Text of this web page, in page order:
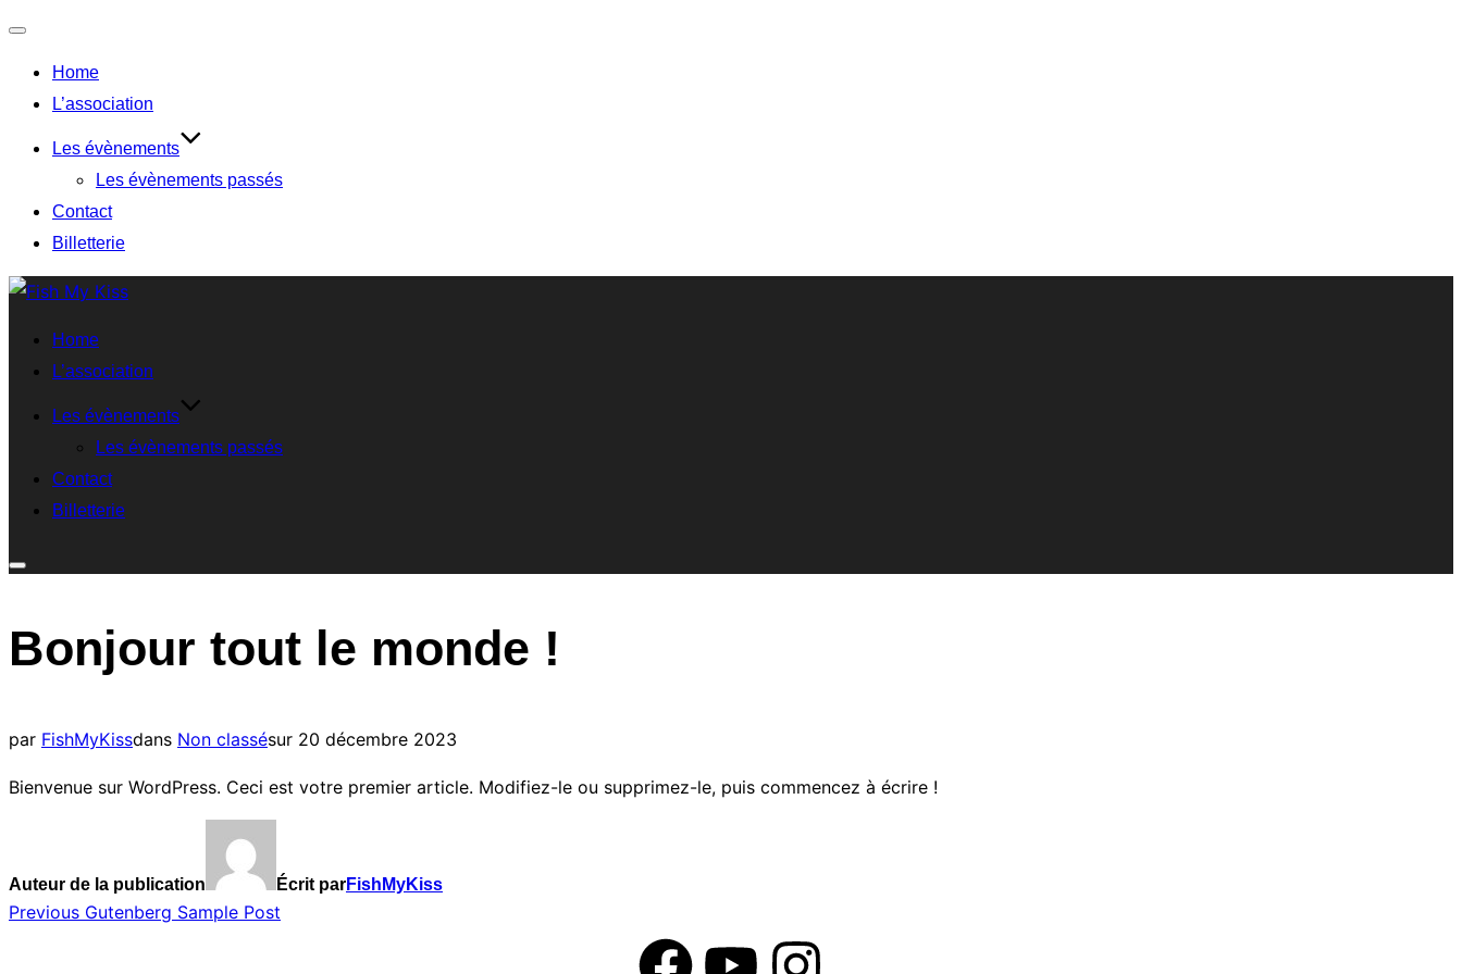
Home
L’association
Les évènements
Les évènements passés
Contact
Billetterie
Home
L’association
Les évènements
Les évènements passés
Contact
Billetterie
Bonjour tout le monde !
par FishMyKissdans Non classésur 20 décembre 2023
Bienvenue sur WordPress. Ceci est votre premier article. Modifiez-le ou supprimez-le, puis commencez à écrire !
Auteur de la publication Écrit parFishMyKiss
Previous Gutenberg Sample Post